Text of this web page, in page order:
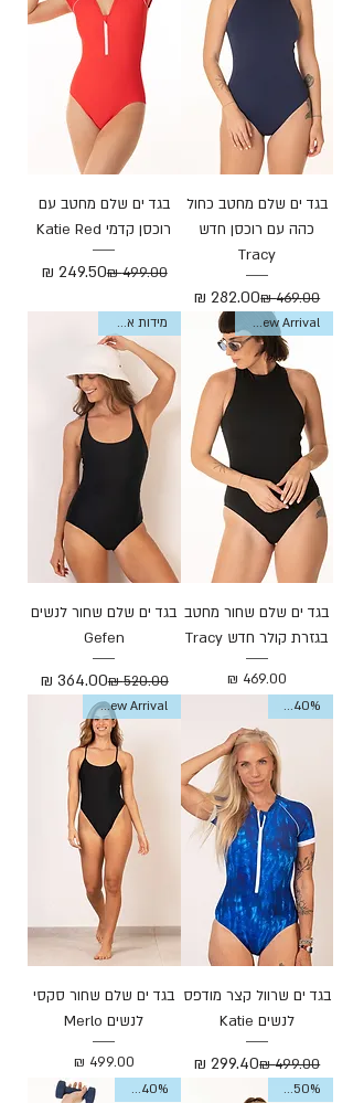
בגד ים שלם מחטב כחול
כהה עם רוכסן חדש
Tracy
מחיר רגיל ‏469.00 ‏₪ מחיר מבצע‏282.00 ‏₪
בגד ים שלם מחטב עם
רוכסן קדמי Katie Red
מחיר רגיל ‏499.00 ‏₪ מחיר מבצע‏249.50 ‏₪
New Arrival-חדש
בגד ים שלם שחור מחטב
בגזרת קולר חדש Tracy
מחיר
מידות אחרונות
בגד ים שלם שחור לנשים
Gefen
מחיר רגיל ‏520.00 ‏₪ מחיר מבצע‏364.00 ‏₪
Sale 40%
בגד ים שרוול קצר מודפס
לנשים Katie
מחיר רגיל ‏499.00 ‏₪ מחיר מבצע‏299.40 ‏₪
New Arrival-חדש
בגד ים שלם שחור סקסי
לנשים Merlo
מחיר
Sale 50%
Sale 40%